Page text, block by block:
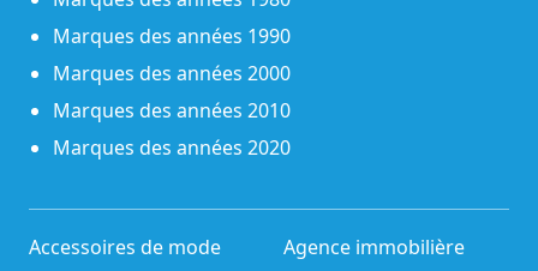
Marques des années 1990
Marques des années 2000
Marques des années 2010
Marques des années 2020
Accessoires de mode
Agence immobilière